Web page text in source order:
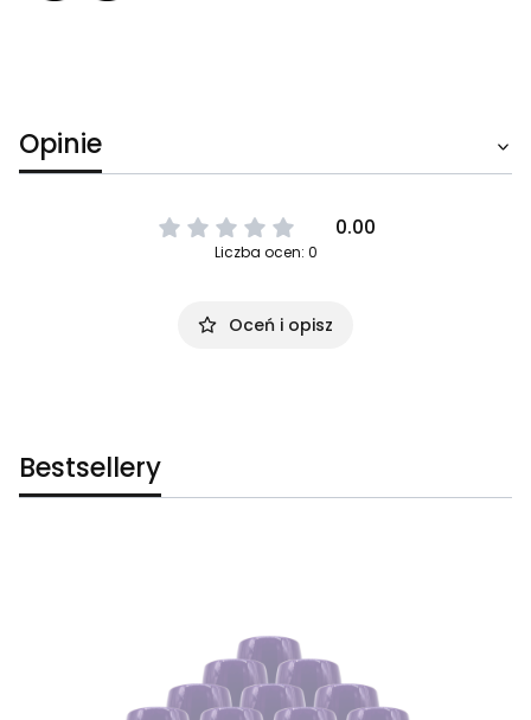
Opinie
0.00
Liczba ocen: 0
Oceń i opisz
Bestsellery